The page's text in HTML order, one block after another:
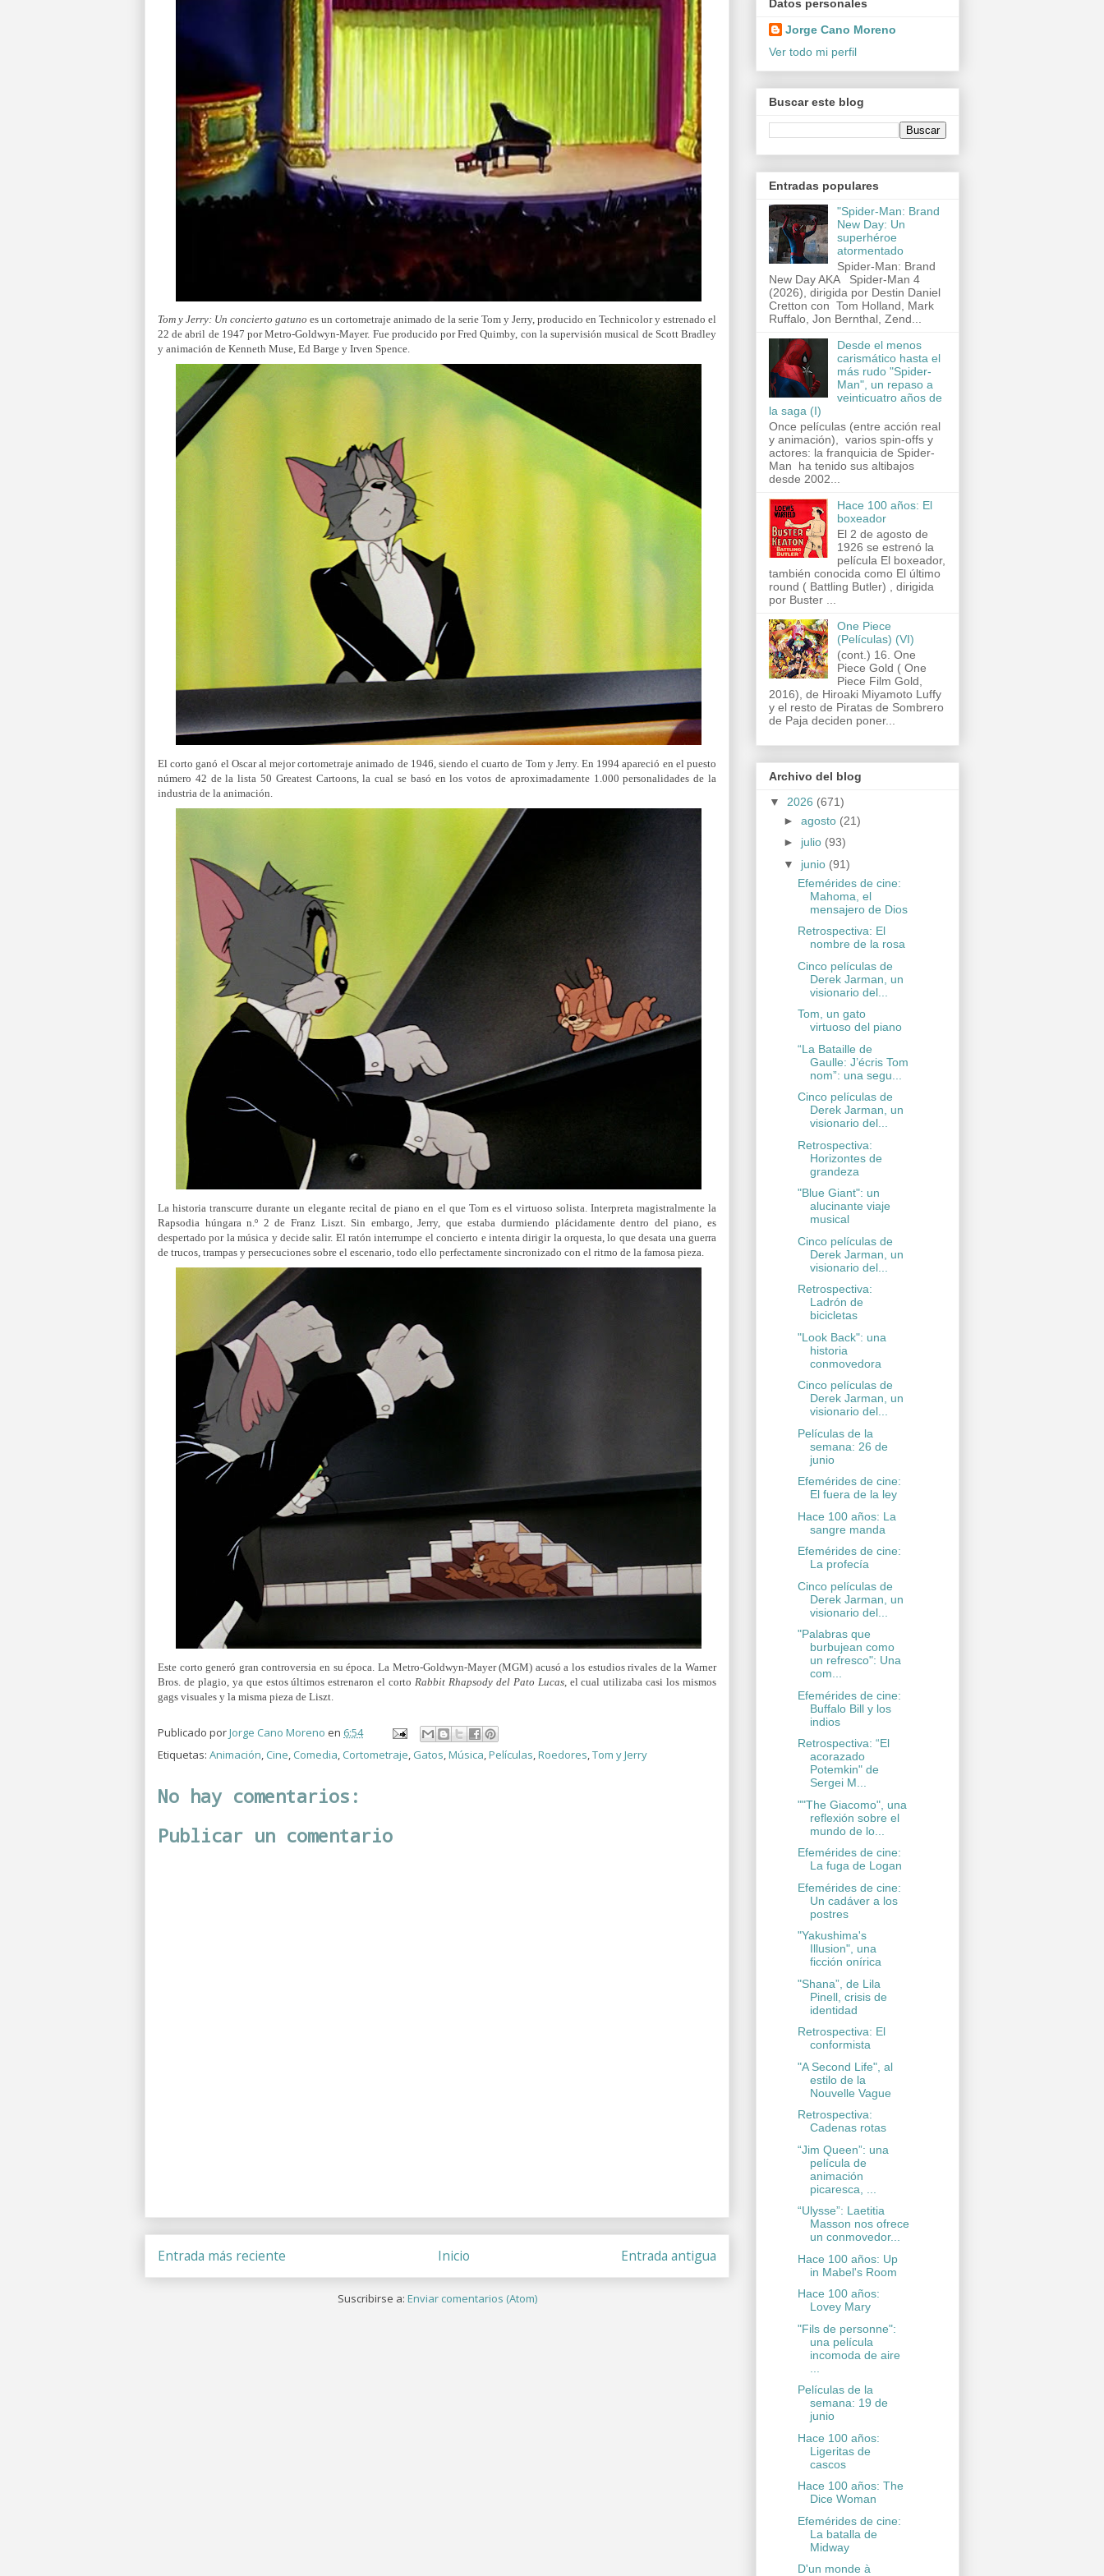
Tom y Jerry: Un concierto gatuno es un cortometraje animado de la serie Tom y Jerry, producido en Technicolor y estrenado el
22 de abril de 1947 por Metro-Goldwyn-Mayer. Fue producido por Fred Quimby, con la supervisión musical de Scott Bradley
y animación de Kenneth Muse, Ed Barge y Irven Spence.
El corto ganó el Oscar al mejor cortometraje animado de 1946, siendo el cuarto de Tom y Jerry. En 1994 apareció en el puesto
número 42 de la lista 50 Greatest Cartoons, la cual se basó en los votos de aproximadamente 1.000 personalidades de la
industria de la animación.
La historia transcurre durante un elegante recital de piano en el que Tom es el virtuoso solista. Interpreta magistralmente la
Rapsodia húngara n.º 2 de Franz Liszt. Sin embargo, Jerry, que estaba durmiendo plácidamente dentro del piano, es
despertado por la música y decide salir. El ratón interrumpe el concierto e intenta dirigir la orquesta, lo que desata una guerra
de trucos, trampas y persecuciones sobre el escenario, todo ello perfectamente sincronizado con el ritmo de la famosa pieza.
Este corto generó gran controversia en su época. La Metro-Goldwyn-Mayer (MGM) acusó a los estudios rivales de la Warner
Bros. de plagio, ya que estos últimos estrenaron el corto Rabbit Rhapsody del Pato Lucas, el cual utilizaba casi los mismos
gags visuales y la misma pieza de Liszt.
Publicado porJorge Cano Moreno en 6:54
Etiquetas: Animación, Cine, Comedia, Cortometraje, Gatos,Música,Películas,Roedores,Tom y Jerry
No hay comentarios:
Publicar un comentario
Entrada más reciente Entrada antigua
Inicio
Suscribirse a: Enviar comentarios (Atom)
Datos personales
Jorge Cano Moreno
Ver todo mi perfil
Buscar este blog
Entradas populares
"Spider-Man: Brand
New Day: Un
superhéroe
atormentado
Spider-Man: Brand
New Day AKA Spider-Man 4
(2026), dirigida por Destin Daniel
Cretton con Tom Holland, Mark
Ruffalo, Jon Bernthal, Zend...
Desde el menos
carismático hasta el
más rudo "Spider-
Man", un repaso a
veinticuatro años de
la saga (I)
Once películas (entre acción real
y animación), varios spin-offs y
actores: la franquicia de Spider-
Man ha tenido sus altibajos
desde 2002...
Hace 100 años: El
boxeador
El 2 de agosto de
1926 se estrenó la
película El boxeador,
también conocida como El último
round ( Battling Butler) , dirigida
por Buster ...
One Piece
(Películas) (VI)
(cont.) 16. One
Piece Gold ( One
Piece Film Gold,
2016), de Hiroaki Miyamoto Luffy
y el resto de Piratas de Sombrero
de Paja deciden poner...
Archivo del blog
▼ 2026 (671)
► agosto (21)
► julio (93)
▼ junio (91)
Efemérides de cine:
Mahoma, el
mensajero de Dios
Retrospectiva: El
nombre de la rosa
Cinco películas de
Derek Jarman, un
visionario del...
Tom, un gato
virtuoso del piano
“La Bataille de
Gaulle: J’écris Tom
nom”: una segu...
Cinco películas de
Derek Jarman, un
visionario del...
Retrospectiva:
Horizontes de
grandeza
"Blue Giant": un
alucinante viaje
musical
Cinco películas de
Derek Jarman, un
visionario del...
Retrospectiva:
Ladrón de
bicicletas
"Look Back": una
historia
conmovedora
Cinco películas de
Derek Jarman, un
visionario del...
Películas de la
semana: 26 de
junio
Efemérides de cine:
El fuera de la ley
Hace 100 años: La
sangre manda
Efemérides de cine:
La profecía
Cinco películas de
Derek Jarman, un
visionario del...
"Palabras que
burbujean como
un refresco": Una
com...
Efemérides de cine:
Buffalo Bill y los
indios
Retrospectiva: “El
acorazado
Potemkin" de
Sergei M...
""The Giacomo", una
reflexión sobre el
mundo de lo...
Efemérides de cine:
La fuga de Logan
Efemérides de cine:
Un cadáver a los
postres
"Yakushima's
Illusion", una
ficción onírica
"Shana”, de Lila
Pinell, crisis de
identidad
Retrospectiva: El
conformista
"A Second Life", al
estilo de la
Nouvelle Vague
Retrospectiva:
Cadenas rotas
“Jim Queen”: una
película de
animación
picaresca, ...
“Ulysse”: Laetitia
Masson nos ofrece
un conmovedor...
Hace 100 años: Up
in Mabel's Room
Hace 100 años:
Lovey Mary
"Fils de personne":
una película
incomoda de aire
Películas de la
semana: 19 de
junio
Hace 100 años:
Ligeritas de
cascos
Hace 100 años: The
Dice Woman
Efemérides de cine:
La batalla de
Midway
D'un monde à